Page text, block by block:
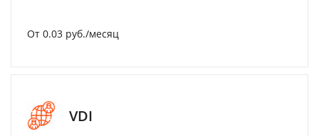
От 0.03 руб./месяц
VDI